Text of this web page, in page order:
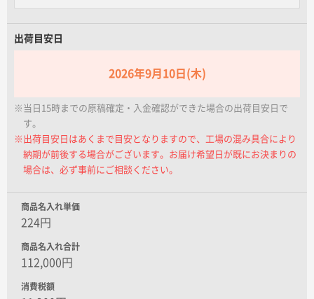
一枚あたり+7.00円
出荷目安日
2026年9月10日(木)
※当日15時までの原稿確定・入金確認ができた場合の出荷目安日で
す。
※出荷目安日はあくまで目安となりますので、工場の混み具合により
納期が前後する場合がございます。お届け希望日が既にお決まりの
場合は、必ず事前にご相談ください。
商品名入れ単価
224円
商品名入れ合計
112,000円
消費税額